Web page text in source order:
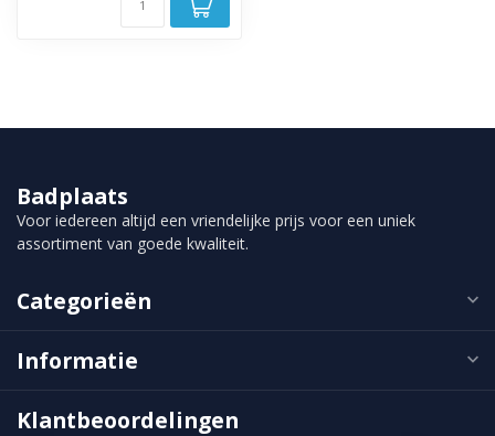
Badplaats
Voor iedereen altijd een vriendelijke prijs voor een uniek
assortiment van goede kwaliteit.
Categorieën
Informatie
Klantbeoordelingen